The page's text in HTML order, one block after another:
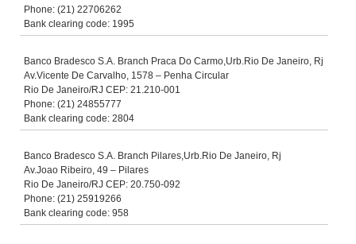
Phone: (21) 22706262
Bank clearing code: 1995
Banco Bradesco S.A. Branch Praca Do Carmo,Urb.Rio De Janeiro, Rj
Av.Vicente De Carvalho, 1578 – Penha Circular
Rio De Janeiro/RJ CEP: 21.210-001
Phone: (21) 24855777
Bank clearing code: 2804
Banco Bradesco S.A. Branch Pilares,Urb.Rio De Janeiro, Rj
Av.Joao Ribeiro, 49 – Pilares
Rio De Janeiro/RJ CEP: 20.750-092
Phone: (21) 25919266
Bank clearing code: 958